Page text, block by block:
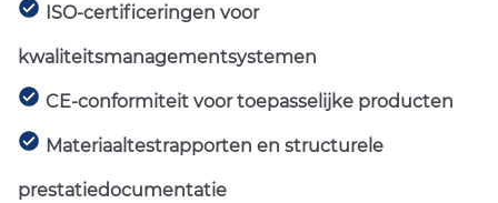
ISO-certificeringen voor
kwaliteitsmanagementsystemen
CE-conformiteit voor toepasselijke producten
Materiaaltestrapporten en structurele
prestatiedocumentatie